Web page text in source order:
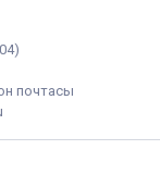
почтасы